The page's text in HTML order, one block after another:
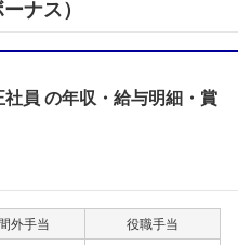
ナス）
社員 の年収・給与明細・賞
外手当
役職手当